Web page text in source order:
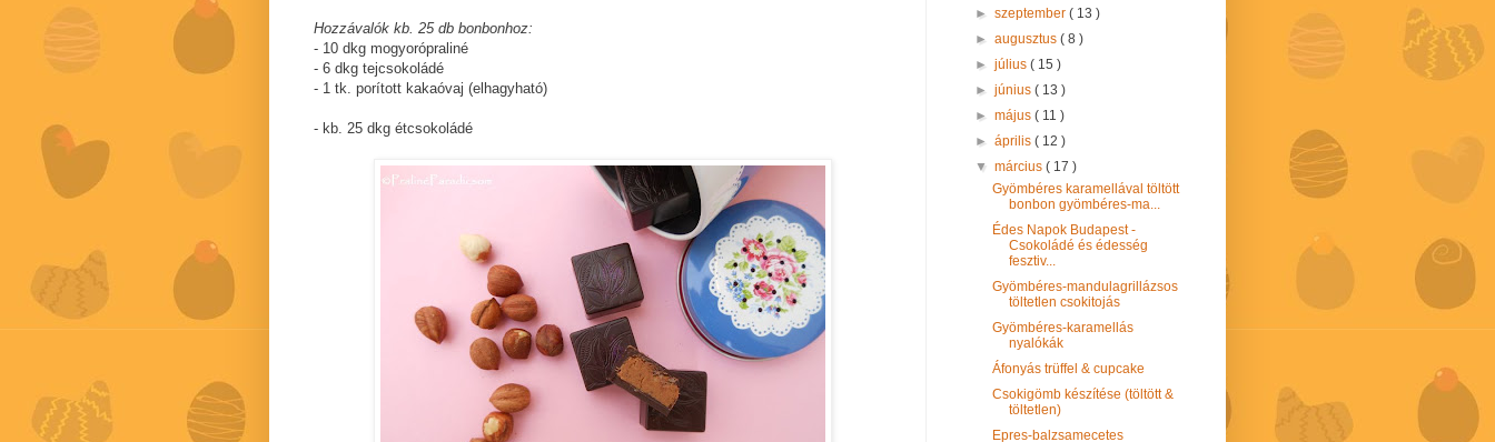
Hozzávalók kb. 25 db bonbonhoz:
- 10 dkg mogyorópraliné
- 6 dkg tejcsokoládé
- 1 tk. porított kakaóvaj (elhagyható)
- kb. 25 dkg étcsokoládé
►szeptember( 13 )
►augusztus( 8 )
►július( 15 )
►június( 13 )
►május( 11 )
►április( 12 )
▼március( 17 )
Gyömbéres karamellával töltött
bonbon gyömbéres-ma...
Édes Napok Budapest -
Csokoládé és édesség
fesztiv...
Gyömbéres-mandulagrillázsos
töltetlen csokitojás
Gyömbéres-karamellás
nyalókák
Áfonyás trüffel & cupcake
Csokigömb készítése (töltött &
töltetlen)
Epres-balzsamecetes